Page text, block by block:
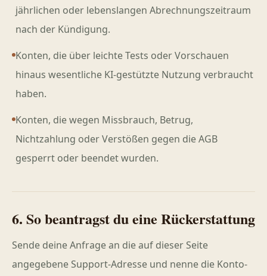
jährlichen oder lebenslangen Abrechnungszeitraum
nach der Kündigung.
Konten, die über leichte Tests oder Vorschauen
hinaus wesentliche KI-gestützte Nutzung verbraucht
haben.
Konten, die wegen Missbrauch, Betrug,
Nichtzahlung oder Verstößen gegen die AGB
gesperrt oder beendet wurden.
6. So beantragst du eine Rückerstattung
Sende deine Anfrage an die auf dieser Seite
angegebene Support-Adresse und nenne die Konto-